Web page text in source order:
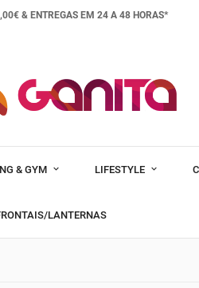
& ENTREGAS EM 24 A 48 HORAS*
& GYM LIFESTYLE
LANTERNAS